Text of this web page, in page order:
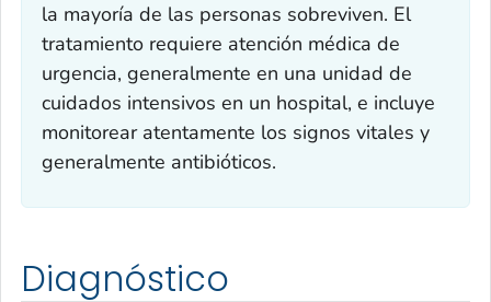
la mayoría de las personas sobreviven. El
tratamiento requiere atención médica de
urgencia, generalmente en una unidad de
cuidados intensivos en un hospital, e incluye
monitorear atentamente los signos vitales y
generalmente antibióticos.
Diagnóstico